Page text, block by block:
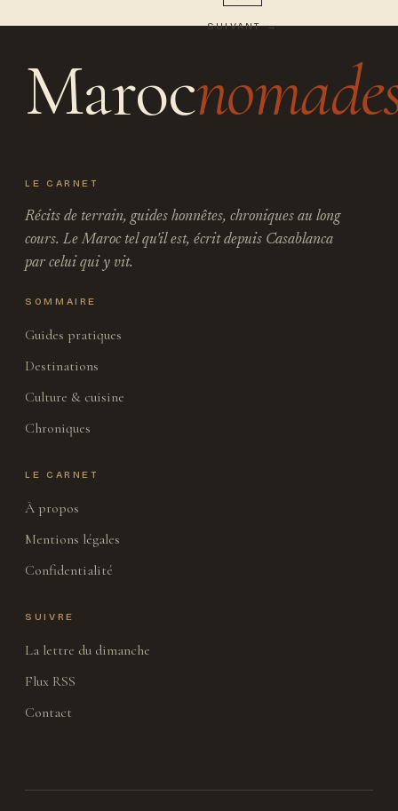
SUIVANT →
Maroc
LE CARNET
Récits de terrain, guides honnêtes, chroniques au long
cours. Le Maroc tel qu'il est, écrit depuis Casablanca
par celui qui y vit.
SOMMAIRE
Guides pratiques
Destinations
Culture & cuisine
Chroniques
LE CARNET
À propos
Mentions légales
Confidentialité
SUIVRE
La lettre du dimanche
Flux RSS
Contact